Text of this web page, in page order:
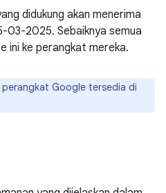
didukung akan menerima
2025. Sebaiknya semua
ini ke perangkat mereka.
perangkat Google tersedia di